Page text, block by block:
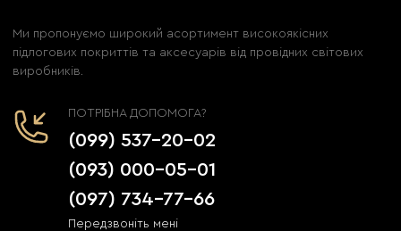
Ми пропонуємо широкий асортимент високоякісних
підлогових покриттів та аксесуарів від провідних світових
виробників.
ПОТРІБНА ДОПОМОГА?
(099) 537-20-02
(093) 000-05-01
(097) 734-77-66
Передзвоніть мені